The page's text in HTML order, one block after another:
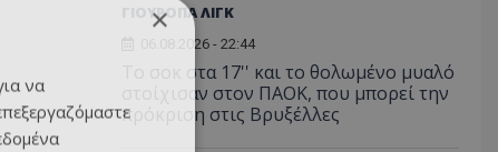
ΓΙΟΥΡΟΠΑ ΛΙΓΚ
06.08.2026 - 22:44
Το σοκ στα 17'' και το θολωμένο μυαλό
στοίχισαν στον ΠΑΟΚ, που μπορεί την
πρόκριση στις Βρυξέλλες
×
να